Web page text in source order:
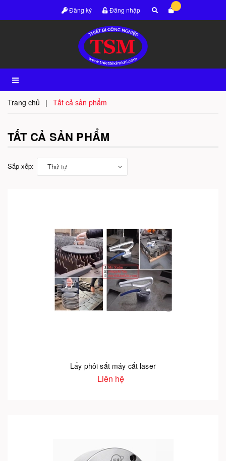
Đăng ký Đăng nhập
Trang chủ | Tất cả sản phẩm
TẤT CẢ SẢN PHẨM
Sắp xếp: Thứ tự
Lấy phôi sắt máy cắt laser
Liên hệ